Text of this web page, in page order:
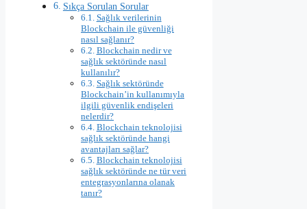
Sıkça Sorulan Sorular
Sağlık verilerinin
Blockchain ile güvenliği
nasıl sağlanır?
Blockchain nedir ve
sağlık sektöründe nasıl
kullanılır?
Sağlık sektöründe
Blockchain’in kullanımıyla
ilgili güvenlik endişeleri
nelerdir?
Blockchain teknolojisi
sağlık sektöründe hangi
avantajları sağlar?
Blockchain teknolojisi
sağlık sektöründe ne tür veri
entegrasyonlarına olanak
tanır?